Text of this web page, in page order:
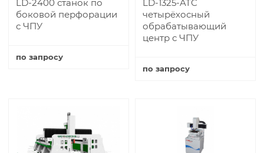
LD-2400 станок по
боковой перфорации
с ЧПУ
по запросу
LD-1325-ATC
четырёхосный
обрабатывающий
центр с ЧПУ
по запросу